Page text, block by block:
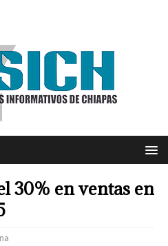
30% en ventas en